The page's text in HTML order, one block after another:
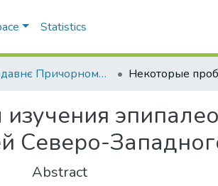
Statistics
Стародавнє Причорномор’я
Северо-
Abstract